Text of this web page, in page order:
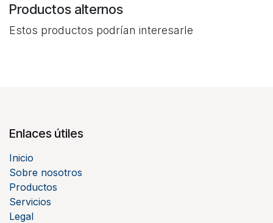
Productos alternos
Estos productos podrían interesarle
Enlaces útiles
Inicio
Sobre nosotros
Productos
Servicios
Legal